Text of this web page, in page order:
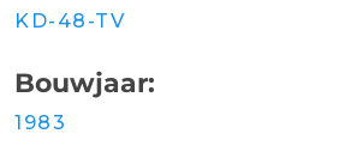
KD-48-TV
Bouwjaar:
1983